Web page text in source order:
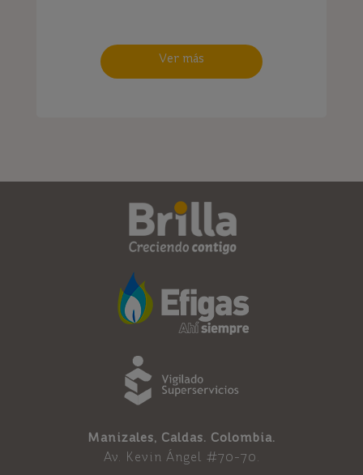
Ver más
Manizales, Caldas. Colombia.
Av. Kevin Ángel #70-70.